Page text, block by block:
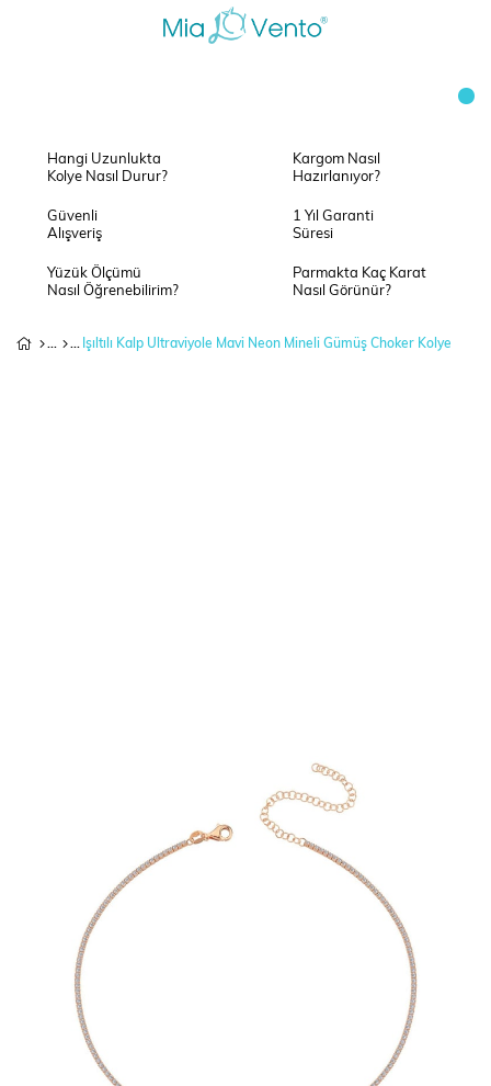
Hangi Uzunlukta
Kolye Nasıl Durur?
Kargom Nasıl
Hazırlanıyor?
Güvenli
Alışveriş
1 Yıl Garanti
Süresi
Yüzük Ölçümü
Nasıl Öğrenebilirim?
Parmakta Kaç Karat
Nasıl Görünür?
Işıltılı Kalp Ultraviyole Mavi Neon Mineli Gümüş Choker Kolye